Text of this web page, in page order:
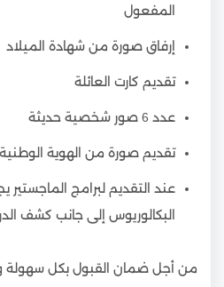
المفعول
إرفاق صورة من شهادة الميلاد
تقديم كارت العائلة
عدد 6 صور شخصية حديثة
تقديم صورة من الهوية الوطنية
عند التقديم لبرامج الماجستير
البكالوريوس إلى جانب كشف
من أجل ضمان القبول بكل سهولة